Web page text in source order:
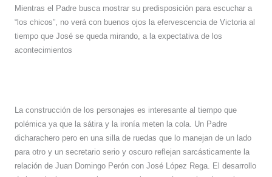
Mientras el Padre busca mostrar su predisposición para escuchar a
“los chicos”, no verá con buenos ojos la efervescencia de Victoria al
tiempo que José se queda mirando, a la expectativa de los
acontecimientos
La construcción de los personajes es interesante al tiempo que
polémica ya que la sátira y la ironía meten la cola. Un Padre
dicharachero pero en una silla de ruedas que lo manejan de un lado
para otro y un secretario serio y oscuro reflejan sarcásticamente la
relación de Juan Domingo Perón con José López Rega. El desarrollo